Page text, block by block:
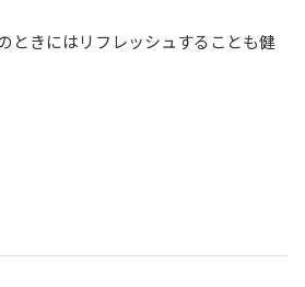
ときにはリフレッシュすることも健